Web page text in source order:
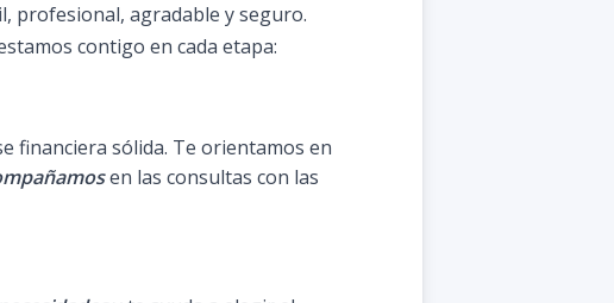
profesional, agradable y seguro.
contigo en cada etapa:
financiera sólida. Te orientamos en
en las consultas con las